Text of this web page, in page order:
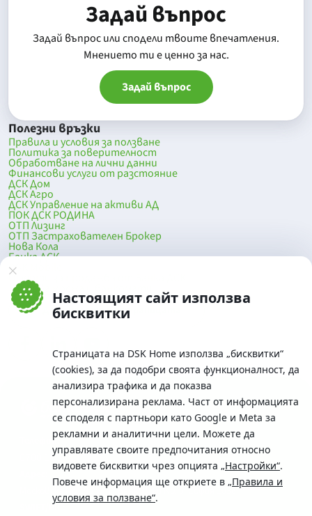
Настоящият сайт използва
бисквитки
Страницата на DSK Home използва „бисквитки“
(cookies), за да подобри своята функционалност, да
анализира трафика и да показва
персонализирана реклама. Част от информацията
се споделя с партньори като Google и Meta за
рекламни и аналитични цели. Можете да
управлявате своите предпочитания относно
видовете бисквитки чрез опцията „Настройки“.
Повече информация ще откриете в „Правила и
условия за ползване“.
Задай въпрос
Задай въпрос или сподели твоите впечатления.
Mнението ти е ценно за нас.
Задай въпрос
Полезни връзки
Правила и условия за ползване
Политика за поверителност
Обработване на лични данни
Финансови услуги от разстояние
ДСК Дом
ДСК Агро
ДСК Управление на активи АД
ПОК ДСК РОДИНА
ОТП Лизинг
ОТП Застрахователен Брокер
Нова Кола
Банка ДСК
DSK Mobile
Оферти за продажба от Банка ДСК
Клонова мрежа и банкомати
До началото на страницата
Телефон:
0700 10 375 / *2375
Московска No.19 / ул. Г. Бенковски No. 5, София 1036
SWIFT/BIC: